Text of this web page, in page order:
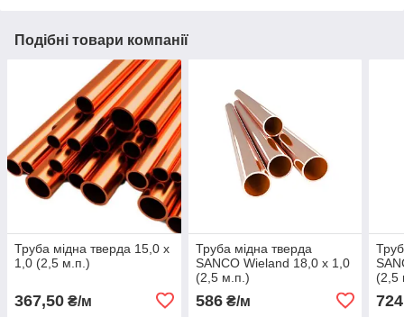
Подібні товари компанії
Труба мідна тверда 15,0 x
1,0 (2,5 м.п.)
367,50 ₴/м
Труба мідна тверда
SANCO Wieland 18,0 x 1,0
(2,5 м.п.)
586₴/м
(2,5
724